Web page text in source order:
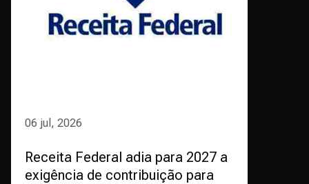
06 jul, 2026
Receita Federal adia para 2027 a
exigência de contribuição para